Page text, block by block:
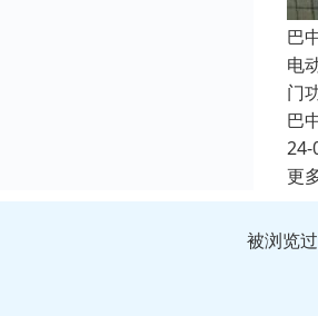
巴
电
门
巴
24-
更
被浏览